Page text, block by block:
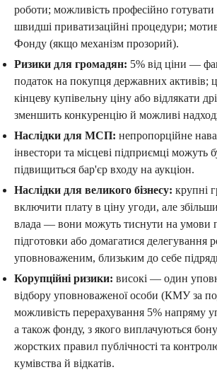
роботи; можливість професійно готувати
швидші приватизаційні процедури;
Фонду (якщо механізм прозорий).
Ризики для громадян: 5% від ціни —
податок на покупця державних активів;
кінцеву купівельну ціну або відлякати
зменшить конкуренцію й можливі
Наслідки для МСП: непропорційне
інвестори та місцеві підприємці можуть
підвищиться бар'єр входу на аукціон.
Наслідки для великого бізнесу: крупні
включити плату в ціну угоди, але
влада — вони можуть тиснути на умови
підготовки або домагатися делегування
уповноваженим, близьким до себе
Корупційні ризики: високі — один
відбору уповноваженої особи (КМУ за
можливість перерахування 5% напряму
а також фонду, з якого виплачуються
жорстких правил публічності та
кумівства й відкатів.